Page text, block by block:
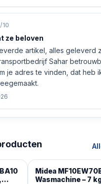
/10
ze beloven
artikel, alles geleverd
Sahar
je adres te vinden, dat heb
Midea
Wasmachine – 7